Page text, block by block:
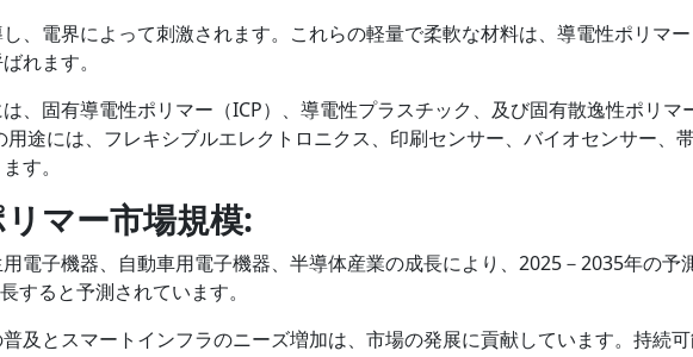
、電界によって刺激されます。これらの軽量で柔軟な材料は、導電性ポリマ
れます。
、固有導電性ポリマー（ICP）、導電性プラスチック、及び固有散逸性ポリマ
用途には、フレキシブルエレクトロニクス、印刷センサー、バイオセンサー、
す。
マー市場規模:
電子機器、自動車用電子機器、半導体産業の成長により、2025－2035年の予
すると予測されています。
及とスマートインフラのニーズ増加は、市場の発展に貢献しています。持続